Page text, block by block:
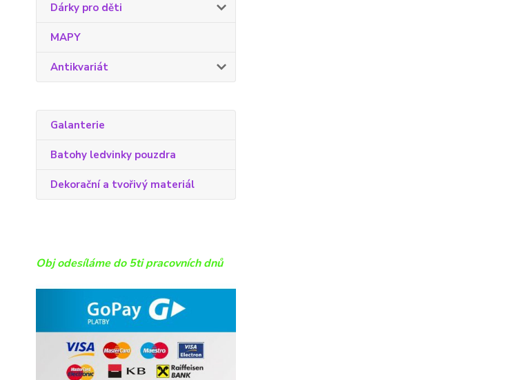
Dárky pro děti
MAPY
Antikvariát
Galanterie
Batohy ledvinky pouzdra
Dekorační a tvořivý materiál
Obj odesíláme do 5ti pracovních dnů